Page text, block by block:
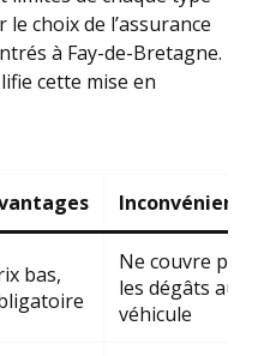
choix de l’assurance
à Fay-de-Bretagne.
cette mise en
Inconvénients
bas,
Ne couvre pas
les dégâts au
véhicule